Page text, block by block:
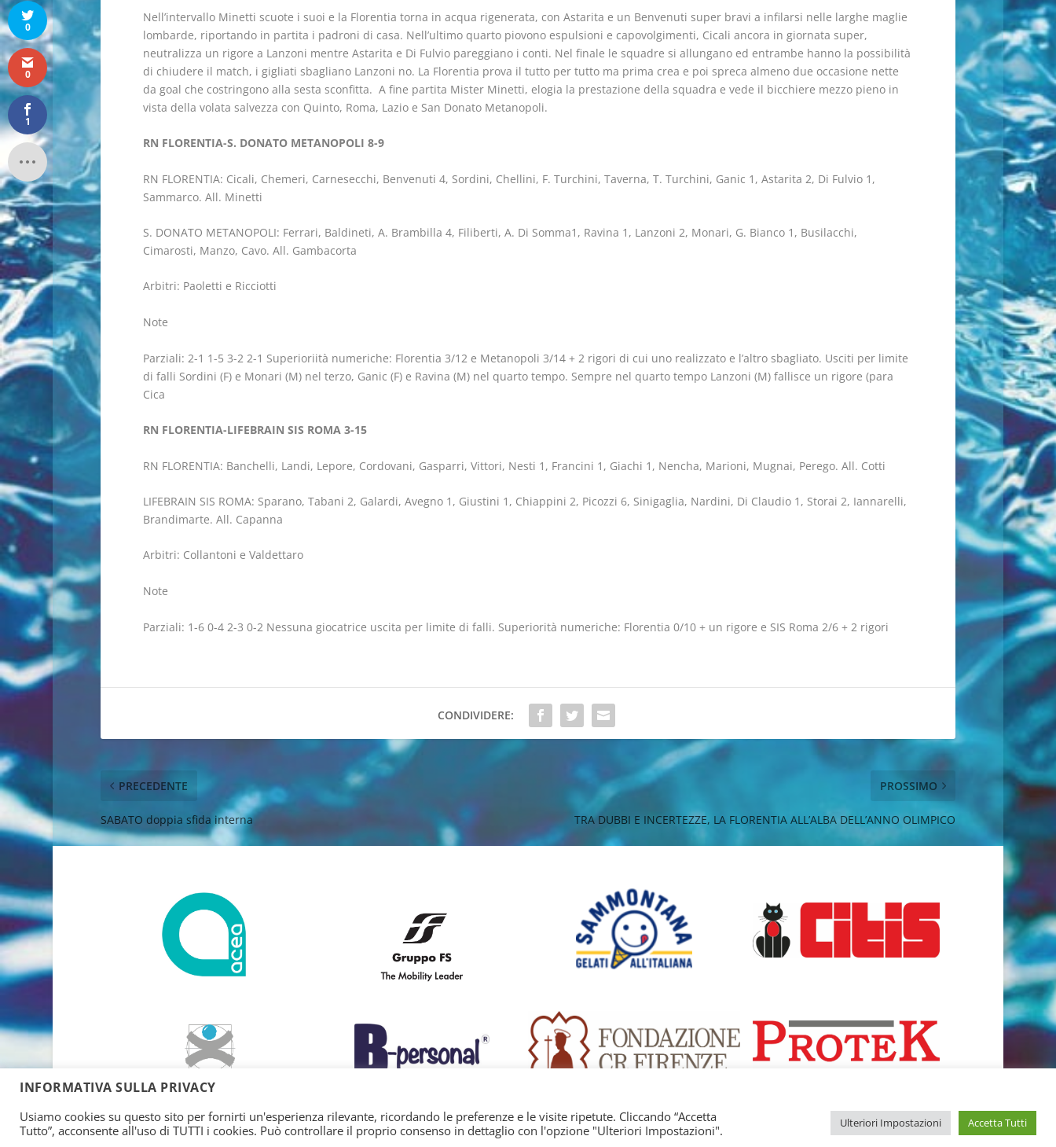
Nell’intervallo Minetti scuote i suoi e la Florentia torna in acqua rigenerata, con Astarita e un Benvenuti super bravi a infilarsi nelle larghe maglie
lombarde, riportando in partita i padroni di casa. Nell’ultimo quarto piovono espulsioni e capovolgimenti, Cicali ancora in giornata super,
neutralizza un rigore a Lanzoni mentre Astarita e Di Fulvio pareggiano i conti. Nel finale le squadre si allungano ed entrambe hanno la possibilità
di chiudere il match, i gigliati sbagliano Lanzoni no. La Florentia prova il tutto per tutto ma prima crea e poi spreca almeno due occasione nette
da goal che costringono alla sesta sconfitta. A fine partita Mister Minetti, elogia la prestazione della squadra e vede il bicchiere mezzo pieno in
vista della volata salvezza con Quinto, Roma, Lazio e San Donato Metanopoli.
RN FLORENTIA-S. DONATO METANOPOLI 8-9
RN FLORENTIA: Cicali, Chemeri, Carnesecchi, Benvenuti 4, Sordini, Chellini, F. Turchini, Taverna, T. Turchini, Ganic 1, Astarita 2, Di Fulvio 1,
Sammarco. All. Minetti
S. DONATO METANOPOLI: Ferrari, Baldineti, A. Brambilla 4, Filiberti, A. Di Somma1, Ravina 1, Lanzoni 2, Monari, G. Bianco 1, Busilacchi,
Cimarosti, Manzo, Cavo. All. Gambacorta
Arbitri: Paoletti e Ricciotti
Note
Parziali: 2-1 1-5 3-2 2-1 Superioriità numeriche: Florentia 3/12 e Metanopoli 3/14 + 2 rigori di cui uno realizzato e l’altro sbagliato. Usciti per limite
di falli Sordini (F) e Monari (M) nel terzo, Ganic (F) e Ravina (M) nel quarto tempo. Sempre nel quarto tempo Lanzoni (M) fallisce un rigore (para
Cica
RN FLORENTIA-LIFEBRAIN SIS ROMA 3-15
RN FLORENTIA: Banchelli, Landi, Lepore, Cordovani, Gasparri, Vittori, Nesti 1, Francini 1, Giachi 1, Nencha, Marioni, Mugnai, Perego. All. Cotti
LIFEBRAIN SIS ROMA: Sparano, Tabani 2, Galardi, Avegno 1, Giustini 1, Chiappini 2, Picozzi 6, Sinigaglia, Nardini, Di Claudio 1, Storai 2, Iannarelli,
Brandimarte. All. Capanna
Arbitri: Collantoni e Valdettaro
Note
Parziali: 1-6 0-4 2-3 0-2 Nessuna giocatrice uscita per limite di falli. Superiorità numeriche: Florentia 0/10 + un rigore e SIS Roma 2/6 + 2 rigori
CONDIVIDERE:
PRECEDENTE
SABATO doppia sfida interna
PROSSIMO
TRA DUBBI E INCERTEZZE, LA FLORENTIA ALL’ALBA DELL’ANNO OLIMPICO
INFORMATIVA SULLA PRIVACY
Usiamo cookies su questo sito per fornirti un'esperienza rilevante, ricordando le preferenze e le visite ripetute. Cliccando “Accetta
Tutto”, acconsente all'uso di TUTTI i cookies. Può controllare il proprio consenso in dettaglio con l'opzione "Ulteriori Impostazioni".
Ulteriori Impostazioni Accetta Tutti
0
0
1